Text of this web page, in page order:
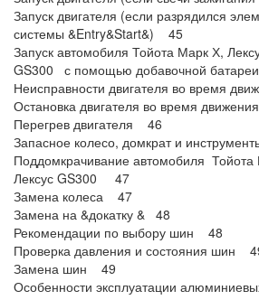
Запуск двигателя (если разрядился
системы &Entry&Start&) 45
Запуск автомобиля Тойота Марк Х,
GS300 с помощью добавочной
Неисправности двигателя во время
Остановка двигателя во время
Перегрев двигателя 46
Запасное колесо, домкрат и
Поддомкрачивание автомобиля Тойота
Лексус GS300 47
Замена колеса 47
Замена на &докатку & 48
Рекомендации по выбору шин 48
Проверка давления и состояния шин
Замена шин 49
Особенности эксплуатации